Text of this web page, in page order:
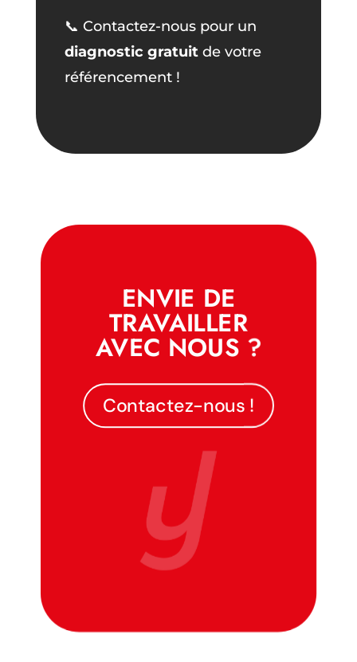
📞 Contactez-nous pour un
diagnostic gratuitde votre
référencement !
ENVIE DE
TRAVAILLER
AVEC NOUS ?
Contactez-nous !